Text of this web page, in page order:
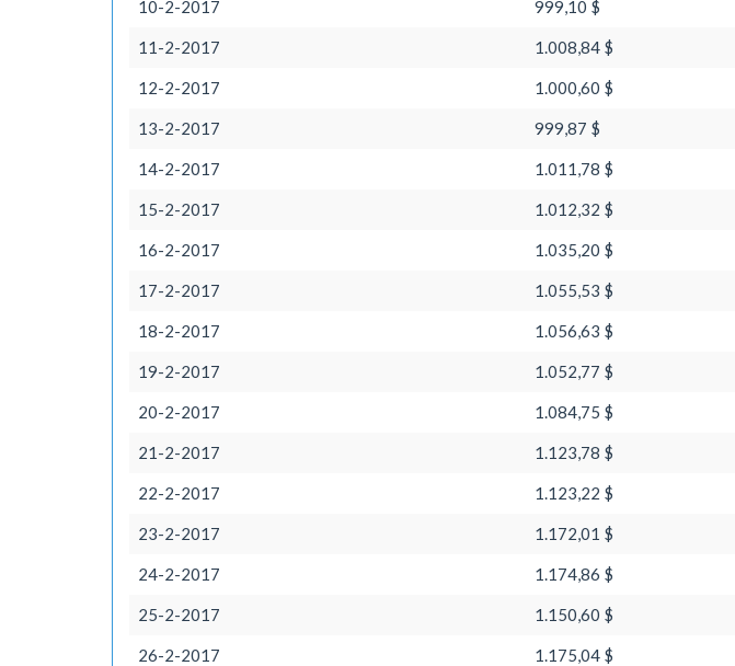
10-2-2017 999,10 $
11-2-2017 1.008,84 $
12-2-2017 1.000,60 $
13-2-2017 999,87 $
14-2-2017 1.011,78 $
15-2-2017 1.012,32 $
16-2-2017 1.035,20 $
17-2-2017 1.055,53 $
18-2-2017 1.056,63 $
19-2-2017 1.052,77 $
20-2-2017 1.084,75 $
21-2-2017 1.123,78 $
22-2-2017 1.123,22 $
23-2-2017 1.172,01 $
24-2-2017 1.174,86 $
25-2-2017 1.150,60 $
26-2-2017 1.175,04 $